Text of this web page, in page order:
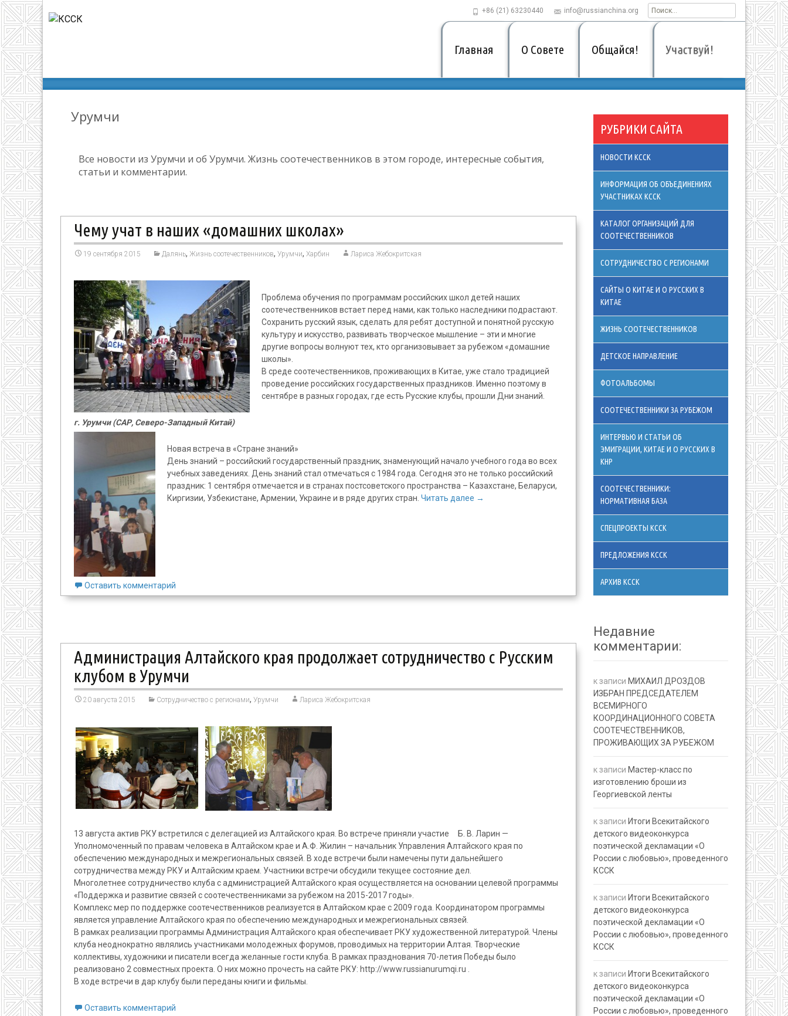
Найти:
info@russianchina.org
+86 (21) 63230440
Главная О Совете Общайся! Участвуй!
Урумчи
Все новости из Урумчи и об Урумчи. Жизнь соотечественников в этом городе, интересные события,
статьи и комментарии.
Чему учат в наших «домашних школах»
19 сентября 2015 Далянь, Жизнь соотечественников, Урумчи, Харбин Лариса Жебокритская
Проблема обучения по программам российских школ детей наших
соотечественников встает перед нами, как только наследники подрастают.
Сохранить русский язык, сделать для ребят доступной и понятной русскую
культуру и искусство, развивать творческое мышление – эти и многие
другие вопросы волнуют тех, кто организовывает за рубежом «домашние
школы».
В среде соотечественников, проживающих в Китае, уже стало традицией
проведение российских государственных праздников. Именно поэтому в
сентябре в разных городах, где есть Русские клубы, прошли Дни знаний.
г. Урумчи (САР, Северо-Западный Китай)
Новая встреча в «Стране знаний»
День знаний – российский государственный праздник, знаменующий начало учебного года во всех
учебных заведениях. День знаний стал отмечаться с 1984 года. Сегодня это не только российский
праздник: 1 сентября отмечается и в странах постсоветского пространства – Казахстане, Беларуси,
Киргизии, Узбекистане, Армении, Украине и в ряде других стран. Читать далее →
Оставить комментарий
Администрация Алтайского края продолжает сотрудничество с Русским
клубом в Урумчи
20 августа 2015 Сотрудничество с регионами, Урумчи Лариса Жебокритская
13 августа актив РКУ встретился с делегацией из Алтайского края. Во встрече приняли участие Б. В. Ларин —
Уполномоченный по правам человека в Алтайском крае и А.Ф. Жилин – начальник Управления Алтайского края по
обеспечению международных и межрегиональных связей. В ходе встречи были намечены пути дальнейшего
сотрудничества между РКУ и Алтайским краем. Участники встречи обсудили текущее состояние дел.
Многолетнее сотрудничество клуба с администрацией Алтайского края осуществляется на основании целевой программы
«Поддержка и развитие связей с соотечественниками за рубежом на 2015-2017 годы».
Комплекс мер по поддержке соотечественников реализуется в Алтайском крае с 2009 года. Координатором программы
является управление Алтайского края по обеспечению международных и межрегиональных связей.
В рамках реализации программы Администрация Алтайского края обеспечивает РКУ художественной литературой. Члены
клуба неоднократно являлись участниками молодежных форумов, проводимых на территории Алтая. Творческие
коллективы, художники и писатели всегда желанные гости клуба. В рамках празднования 70-летия Победы было
реализовано 2 совместных проекта. О них можно прочесть на сайте РКУ: http://www.russianurumqi.ru .
В ходе встречи в дар клубу были переданы книги и фильмы.
Оставить комментарий
РУБРИКИ САЙТА
НОВОСТИ КССК
ИНФОРМАЦИЯ ОБ ОБЪЕДИНЕНИЯХ
УЧАСТНИКАХ КССК
КАТАЛОГ ОРГАНИЗАЦИЙ ДЛЯ
СООТЕЧЕСТВЕННИКОВ
СОТРУДНИЧЕСТВО С РЕГИОНАМИ
САЙТЫ О КИТАЕ И О РУССКИХ В
КИТАЕ
ЖИЗНЬ СООТЕЧЕСТВЕННИКОВ
ДЕТСКОЕ НАПРАВЛЕНИЕ
ФОТОАЛЬБОМЫ
СООТЕЧЕСТВЕННИКИ ЗА РУБЕЖОМ
ИНТЕРВЬЮ И СТАТЬИ ОБ
ЭМИГРАЦИИ, КИТАЕ И О РУССКИХ В
КНР
СООТЕЧЕСТВЕННИКИ:
НОРМАТИВНАЯ БАЗА
СПЕЦПРОЕКТЫ КССК
ПРЕДЛОЖЕНИЯ КССК
АРХИВ КССК
Недавние
комментарии:
к записи МИХАИЛ ДРОЗДОВ
ИЗБРАН ПРЕДСЕДАТЕЛЕМ
ВСЕМИРНОГО
КООРДИНАЦИОННОГО СОВЕТА
СООТЕЧЕСТВЕННИКОВ,
ПРОЖИВАЮЩИХ ЗА РУБЕЖОМ
к записи Мастер-класс по
изготовлению броши из
Георгиевской ленты
к записи Итоги Всекитайского
детского видеоконкурса
поэтической декламации «О
России с любовью», проведенного
КССК
к записи Итоги Всекитайского
детского видеоконкурса
поэтической декламации «О
России с любовью», проведенного
КССК
к записи Итоги Всекитайского
детского видеоконкурса
поэтической декламации «О
России с любовью», проведенного